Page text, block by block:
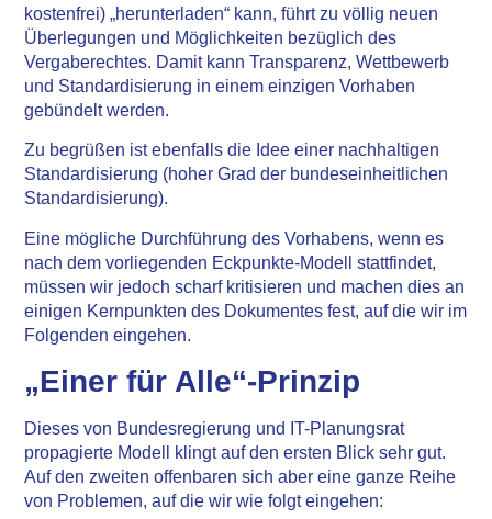
kostenfrei) „herunterladen“ kann, führt zu völlig neuen
Überlegungen und Möglichkeiten bezüglich des
Vergaberechtes. Damit kann Transparenz, Wettbewerb
und Standardisierung in einem einzigen Vorhaben
gebündelt werden.
Zu begrüßen ist ebenfalls die Idee einer nachhaltigen
Standardisierung (hoher Grad der bundeseinheitlichen
Standardisierung).
Eine mögliche Durchführung des Vorhabens, wenn es
nach dem vorliegenden Eckpunkte-Modell stattfindet,
müssen wir jedoch scharf kritisieren und machen dies an
einigen Kernpunkten des Dokumentes fest, auf die wir im
Folgenden eingehen.
„Einer für Alle“-Prinzip
Dieses von Bundesregierung und IT-Planungsrat
propagierte Modell klingt auf den ersten Blick sehr gut.
Auf den zweiten offenbaren sich aber eine ganze Reihe
von Problemen, auf die wir wie folgt eingehen: